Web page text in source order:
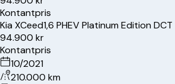
Kontantpris
KiaXCeed1,6 PHEV Platinum Edition DCT
94.900 kr
Kontantpris
10/2021
210.000 km